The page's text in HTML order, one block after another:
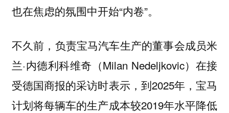
也在焦虑的氛围中开始“内卷”。
不久前，负责宝马汽车生产的董事会成员米
兰·内德利科维奇（Milan Nedeljkovic）在接
受德国商报的采访时表示，到2025年，宝马
计划将每辆车的生产成本较2019年水平降低